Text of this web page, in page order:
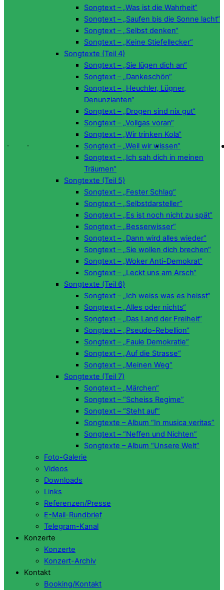
Songtext – „Was ist die Wahrheit“
Songtext – „Saufen bis die Sonne lacht“
Songtext – „Selbst denken“
Songtext – „Keine Stiefellecker“
Songtexte (Teil 4)
Songtext – „Sie lügen dich an“
Songtext – „Dankeschön“
Songtext – „Heuchler, Lügner,
Denunzianten“
Songtext – „Drogen sind nix gut“
Songtext – „Vollgas voran“
Songtext – „Wir trinken Kola“
Songtext – „Weil wir wissen“
Songtext – „Ich sah dich in meinen
Träumen“
Songtexte (Teil 5)
Songtext – „Fester Schlag“
Songtext – „Selbstdarsteller“
Songtext – „Es ist noch nicht zu spät“
Songtext – „Besserwisser“
Songtext – „Dann wird alles wieder“
Songtext – „Sie wollen dich brechen“
Songtext – „Woker Anti-Demokrat“
Songtext – „Leckt uns am Arsch“
Songtexte (Teil 6)
Songtext – „Ich weiss was es heisst“
Songtext – „Alles oder nichts“
Songtext – „Das Land der Freiheit“
Songtext – „Pseudo-Rebellion“
Songtext – „Faule Demokratie“
Songtext – „Auf die Strasse“
Songtext – „Meinen Weg“
Songtexte (Teil 7)
Songtext – „Märchen“
Songtext – “Scheiss Regime”
Songtext – “Steht auf”
Songtexte – Album “In musica veritas”
Songtext – “Neffen und Nichten”
Songtexte – Album “Unsere Welt”
Foto-Galerie
Videos
Downloads
Links
Referenzen/Presse
E-Mail-Rundbrief
Telegram-Kanal
Konzerte
Konzerte
Konzert-Archiv
Kontakt
Booking/Kontakt